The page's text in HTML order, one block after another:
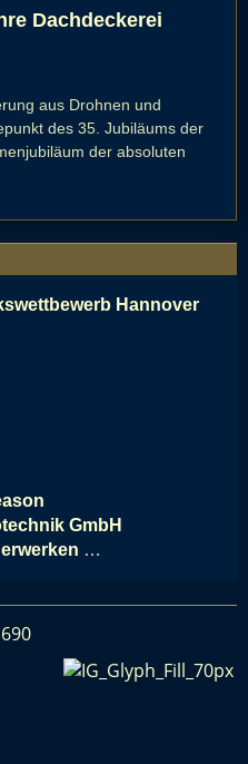
Dachdeckerei
aus Drohnen und
des 35. Jubiläums der
der absoluten
Hannover
GmbH
…